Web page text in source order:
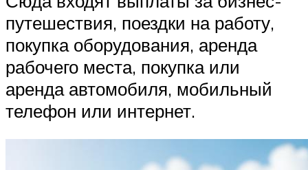
путешествия, поездки на работу,
покупка оборудования, аренда
рабочего места, покупка или
аренда автомобиля, мобильный
телефон или интернет.